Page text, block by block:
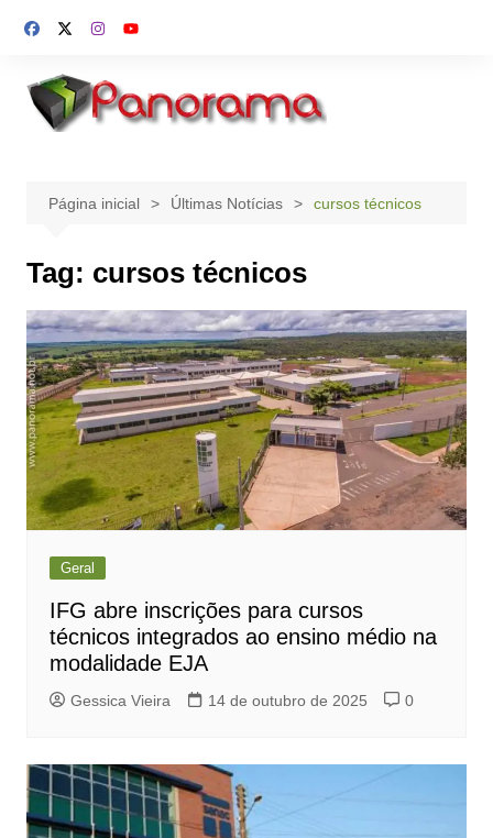
para
conteúdo
Página inicial Últimas Notícias cursos técnicos
Tag: cursos técnicos
Geral
IFG abre inscrições para cursos
técnicos integrados ao ensino médio na
modalidade EJA
Gessica Vieira 14 de outubro de 2025 0